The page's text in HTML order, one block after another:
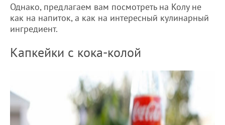
Однако, предлагаем вам посмотреть на Колу не
как на напиток, а как на интересный кулинарный
ингредиент.
Капкейки с кока-колой